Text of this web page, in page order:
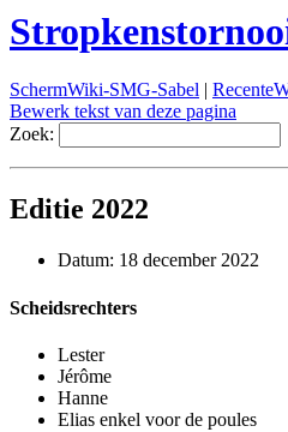
SchermWiki-SMG-Sabel |
Bewerk tekst van deze pagina
Zoek:
Editie 2022
Datum: 18 december 2022
Scheidsrechters
Lester
Jérôme
Hanne
Elias enkel voor de poules